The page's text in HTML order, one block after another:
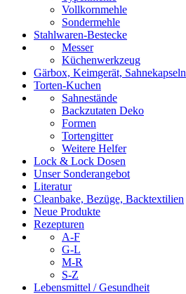
Vollkornmehle
Sondermehle
Stahlwaren-Bestecke
Messer
Küchenwerkzeug
Gärbox, Keimgerät, Sahnekapseln
Torten-Kuchen
Sahnestände
Backzutaten Deko
Formen
Tortengitter
Weitere Helfer
Lock & Lock Dosen
Unser Sonderangebot
Literatur
Cleanbake, Bezüge, Backtextilien
Neue Produkte
Rezepturen
A-F
G-L
M-R
S-Z
Lebensmittel / Gesundheit